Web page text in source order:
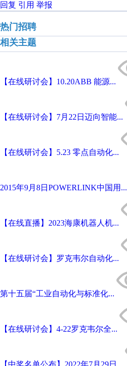
回复 引用 举报
热门招聘
相关主题
【在线研讨会】10.20ABB 能源...
【在线研讨会】7月22日迈向智能...
【在线研讨会】5.23 零点自动化...
2015年9月8日POWERLINK中国用...
【在线直播】2023海康机器人机...
【在线研讨会】罗克韦尔自动化...
第十五届“工业自动化与标准化...
【在线研讨会】4-22罗克韦尔全...
【中奖名单公布】2022年7月29日...